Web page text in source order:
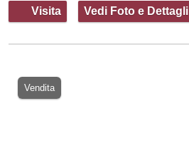
Visita Vedi Foto e Dettagli
Vendita